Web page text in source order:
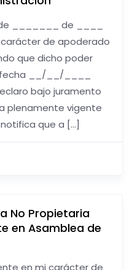
_______ de ____
de apoderado
que dicho poder
__/__/____
bajo juramento
plenamente vigente
que a […]
No Propietaria
en Asamblea de
en mi carácter de